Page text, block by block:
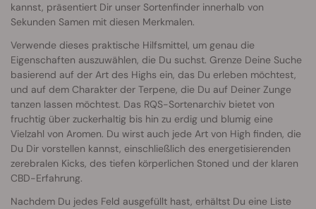
kannst, präsentiert Dir unser Sortenfinder innerhalb von
Sekunden Samen mit diesen Merkmalen.
Verwende dieses praktische Hilfsmittel, um genau die
Eigenschaften auszuwählen, die Du suchst. Grenze Deine Suche
basierend auf der Art des Highs ein, das Du erleben möchtest,
und auf dem Charakter der Terpene, die Du auf Deiner Zunge
tanzen lassen möchtest. Das RQS-Sortenarchiv bietet von
fruchtig über zuckerhaltig bis hin zu erdig und blumig eine
Vielzahl von Aromen. Du wirst auch jede Art von High finden, die
Du Dir vorstellen kannst, einschließlich des energetisierenden
zerebralen Kicks, des tiefen körperlichen Stoned und der klaren
CBD-Erfahrung.
Nachdem Du jedes Feld ausgefüllt hast, erhältst Du eine Liste